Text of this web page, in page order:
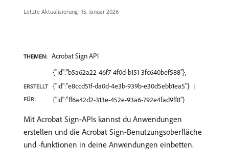
Letzte Aktualisierung: 15. Januar 2026
THEMEN: Acrobat Sign API
ERSTELLT
FÜR:
{"id":"b5a62a22-46f7-4f0d-b151-3fc640bef588"},
{"id":"e8ccd51f-da0d-4e3b-939b-e30d5ebb1ea5"}
{"id":"ff6a42d2-313e-452e-93a6-792e4fad9ff8"}
Mit Acrobat Sign-APIs kannst du Anwendungen
erstellen und die Acrobat Sign-Benutzungsoberfläche
und -funktionen in deine Anwendungen einbetten.